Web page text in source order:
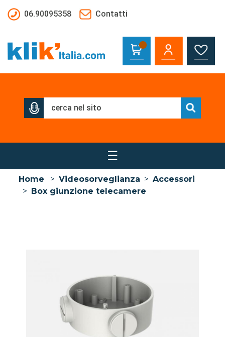
06.90095358
Contatti
☰
Home > Videosorveglianza > Accessori
> Box giunzione telecamere